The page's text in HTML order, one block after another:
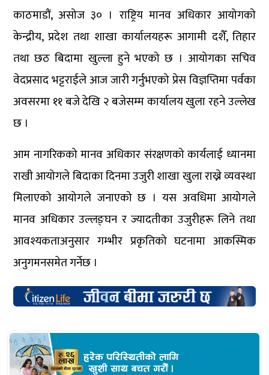
काठमाडौं, असोज ३० । राष्ट्रिय मानव अधिकार आयोगको
केन्द्रीय, प्रदेश तथा शाखा कार्यालयहरू आगामी दशैँ, तिहार
तथा छठ बिदामा खुल्ला हुने भएको छ । आयोगका सचिव
वेदप्रसाद भट्टराईले आज जारी गर्नुभएको प्रेस विज्ञप्तिमा पर्वका
अवसरमा ११ बजे देखि २ बजेसम्म कार्यालय खुला रहने उल्लेख
छ ।
आम नागरिकको मानव अधिकार संरक्षणको कार्यलाई ध्यानमा
राखी आयोगले बिदाका दिनमा उजुरी शाखा खुला राख्ने व्यवस्था
मिलाएको आयोगले जनाएको छ । यस अवधिमा आयोगले
मानव अधिकार उल्लङ्घन र ज्यादतीका उजुरीहरू लिने तथा
आवश्यकताअनुसार गम्भीर प्रकृतिको घटनामा आकस्मिक
अनुगमनसमेत गर्नेछ ।